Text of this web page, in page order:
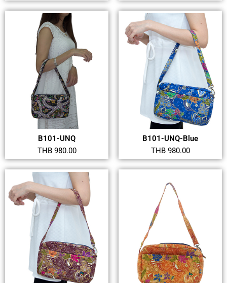
B101-UNQ
THB 980.00
B101-UNQ-Blue
THB 980.00